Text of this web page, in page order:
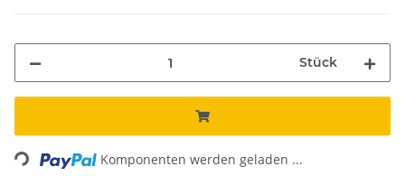
Stück
Loading... Komponenten werden geladen ...